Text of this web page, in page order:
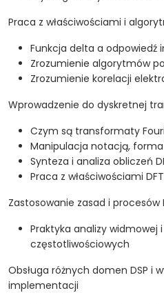
Praca z właściwościami i
Funkcja delta a odpowiedź
Zrozumienie algorytmów
Zrozumienie korelacji
Wprowadzenie do dyskretnej
Czym są transformaty
Manipulacja notacją,
Synteza i analiza obliczeń
Praca z właściwościami
Zastosowanie zasad i procesów
Praktyka analizy widmowej
częstotliwościowych
Obsługa różnych domen DSP i
implementacji